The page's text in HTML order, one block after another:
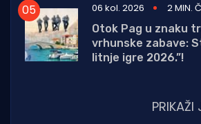
06 kol. 2026
2 MIN.
Otok Pag u znaku
vrhunske zabave:
litnje igre 2026.”!
PRIKAŽI